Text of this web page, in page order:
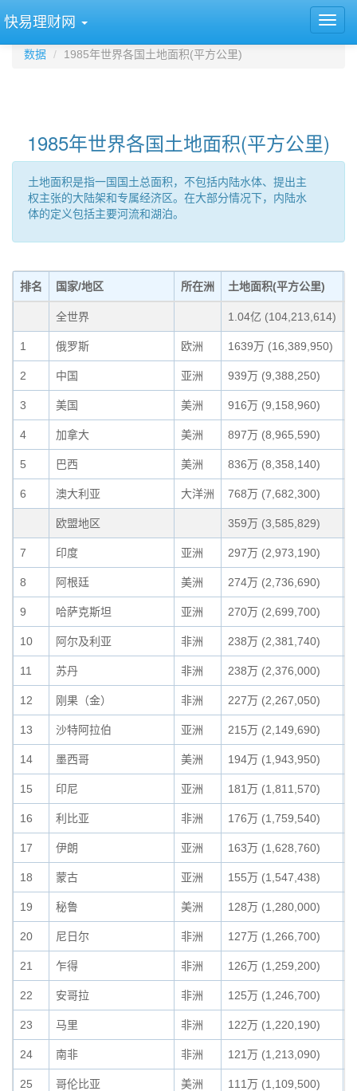
快易理财网
数据 1985年世界各国土地面积(平方公里)
1985年世界各国土地面积(平方公里)
土地面积是指一国国土总面积，不包括内陆水体、提出主
权主张的大陆架和专属经济区。在大部分情况下，内陆水
体的定义包括主要河流和湖泊。
排名 国家/地区 所在洲 土地面积(平方公里)
全世界 1.04亿 (104,213,614)
1 俄罗斯 欧洲 1639万 (16,389,950)
2 中国 亚洲 939万 (9,388,250)
3 美国 美洲 916万 (9,158,960)
4 加拿大 美洲 897万 (8,965,590)
5 巴西 美洲 836万 (8,358,140)
6 澳大利亚 大洋洲 768万 (7,682,300)
欧盟地区 359万 (3,585,829)
7 印度 亚洲 297万 (2,973,190)
8 阿根廷 美洲 274万 (2,736,690)
9 哈萨克斯坦 亚洲 270万 (2,699,700)
10 阿尔及利亚 非洲 238万 (2,381,740)
11 苏丹 非洲 238万 (2,376,000)
12 刚果（金） 非洲 227万 (2,267,050)
13 沙特阿拉伯 亚洲 215万 (2,149,690)
14 墨西哥 美洲 194万 (1,943,950)
15 印尼 亚洲 181万 (1,811,570)
16 利比亚 非洲 176万 (1,759,540)
17 伊朗 亚洲 163万 (1,628,760)
18 蒙古 亚洲 155万 (1,547,438)
19 秘鲁 美洲 128万 (1,280,000)
20 尼日尔 非洲 127万 (1,266,700)
21 乍得 非洲 126万 (1,259,200)
22 安哥拉 非洲 125万 (1,246,700)
23 马里 非洲 122万 (1,220,190)
24 南非 非洲 121万 (1,213,090)
25 哥伦比亚 美洲 111万 (1,109,500)